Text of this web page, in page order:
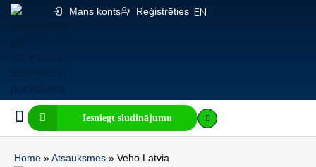
Mans konts Reģistrēties EN
Iesniegt sludinājumu
Home » Atsauksmes » Veho Latvia